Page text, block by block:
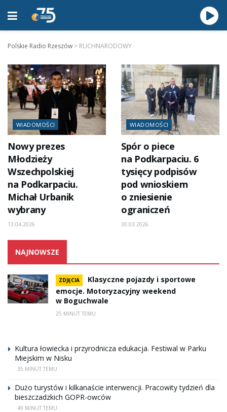
Polskie Radio Rzeszów > RUCHNARODOWY
WIADOMOŚCI
Nowy prezes
Młodzieży
Wszechpolskiej
na Podkarpaciu.
Michał Urbanik
wybrany
13.04.2026
WIADOMOŚCI
Spór o piece
na Podkarpaciu. 6
tysięcy podpisów
pod wnioskiem
o zniesienie
ograniczeń
30.03.2026
NAJNOWSZE
ZDJĘCIA
Klasyczne pojazdy i sportowe
emocje. Motoryzacyjny weekend
w Boguchwale
25 MINUT TEMU
Kultura łowiecka i przyrodnicza edukacja. Festiwal w Parku
Miejskim w Nisku
35 MINUT TEMU
Dużo turystów i kilkanaście interwencji. Pracowity tydzień dla
bieszczadzkich GOPR-owców
49 MINUT TEMU